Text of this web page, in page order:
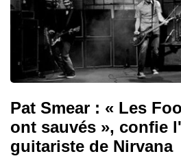
Pat Smear : « Les
ont sauvés », confie
guitariste de Nirvana